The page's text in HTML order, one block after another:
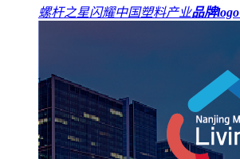
螺杆之星闪耀中国塑料产业品牌logo